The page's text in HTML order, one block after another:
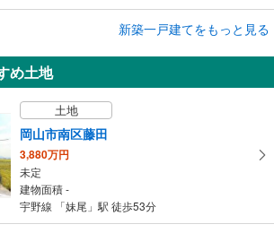
岡山市北区富町1丁目
建物面積 87.15m2
山陽本線（JR西日本） 「岡山」駅 徒歩12分
新築一戸建てをもっと見る
め土地
土地
岡山市南区藤田
3,880万円
未定
建物面積 -
宇野線 「妹尾」駅 徒歩53分